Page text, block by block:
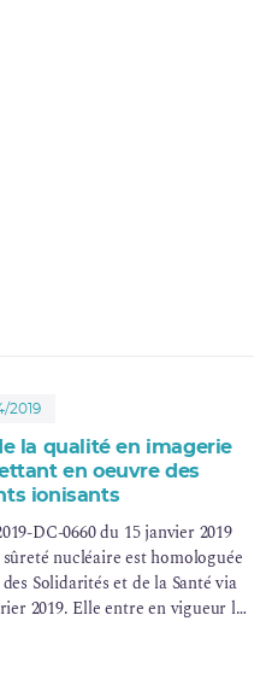
2019
la qualité en imagerie
en oeuvre des
ionisants
DC-0660 du 15 janvier 2019
nucléaire est homologuée
Solidarités et de la Santé via
2019. Elle entre en vigueur le